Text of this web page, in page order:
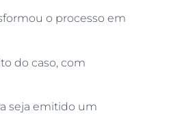
o processo em
do caso, com
seja emitido um